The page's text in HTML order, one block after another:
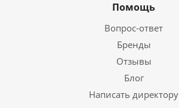
Помощь
Вопрос-ответ
Бренды
Отзывы
Блог
Написать директору